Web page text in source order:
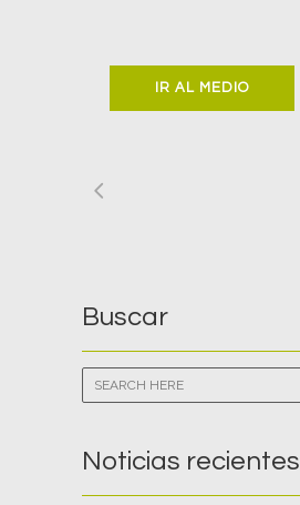
IR AL MEDIO
Buscar
Noticias recientes